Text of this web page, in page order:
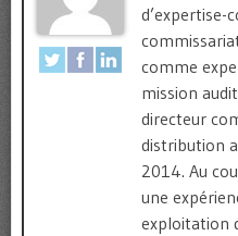
d’expertise-
comme
mission
directeur
distribution
2014. Au
une
exploitation